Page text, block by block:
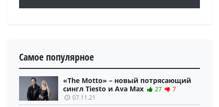
Самое популярное
«The Motto» – новый потрясающий
сингл Tiesto и Ava Max
27
7
07.11.21